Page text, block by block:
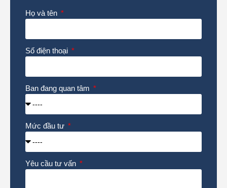
Họ và tên
Số điện thoại
Ban đang quan tâm
Mức đầu tư
Yêu cầu tư vấn